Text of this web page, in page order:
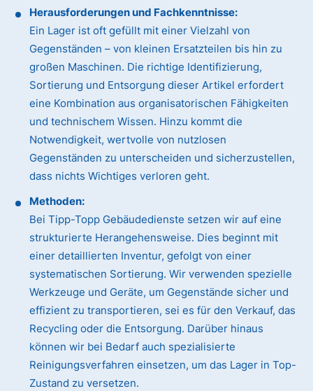
Herausforderungen und Fachkenntnisse:
Ein Lager ist oft gefüllt mit einer Vielzahl von
Gegenständen – von kleinen Ersatzteilen bis hin zu
großen Maschinen. Die richtige Identifizierung,
Sortierung und Entsorgung dieser Artikel erfordert
eine Kombination aus organisatorischen Fähigkeiten
und technischem Wissen. Hinzu kommt die
Notwendigkeit, wertvolle von nutzlosen
Gegenständen zu unterscheiden und sicherzustellen,
dass nichts Wichtiges verloren geht.
Methoden:
Bei Tipp-Topp Gebäudedienste setzen wir auf eine
strukturierte Herangehensweise. Dies beginnt mit
einer detaillierten Inventur, gefolgt von einer
systematischen Sortierung. Wir verwenden spezielle
Werkzeuge und Geräte, um Gegenstände sicher und
effizient zu transportieren, sei es für den Verkauf, das
Recycling oder die Entsorgung. Darüber hinaus
können wir bei Bedarf auch spezialisierte
Reinigungsverfahren einsetzen, um das Lager in Top-
Zustand zu versetzen.